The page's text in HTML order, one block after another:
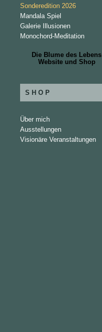
Sonderedition 2026
Mandala Spiel
Galerie Illusionen
Monochord-Meditation
Die Blume des Lebens
Website und Shop
SHOP
Über mich
Ausstellungen
Visionäre Veranstaltungen